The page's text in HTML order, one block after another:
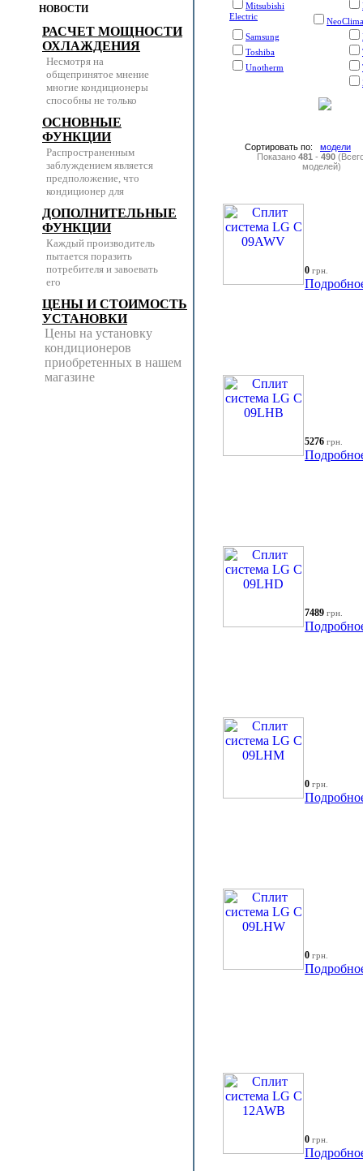
НОВОСТИ
РАСЧЕТ МОЩНОСТИ
ОХЛАЖДЕНИЯ
Несмотря на
общепринятое мнение
многие кондиционеры
способны не только
ОСНОВНЫЕ
ФУНКЦИИ
Распространенным
заблуждением является
предположение, что
кондиционер для
ДОПОЛНИТЕЛЬНЫЕ
ФУНКЦИИ
Каждый производитель
пытается поразить
потребителя и завоевать
его
ЦЕНЫ И СТОИМОСТЬ
УСТАНОВКИ
Цены на установку
кондиционеров
приобретенных в нашем
магазине
Mitsubishi
Electric
NeoClima
Samsung
Toshiba
Unotherm
Сортировать по: модели
Показано 481 - 490
моделей)
0 грн.
5276 грн.
7489 грн.
0 грн.
0 грн.
0 грн.